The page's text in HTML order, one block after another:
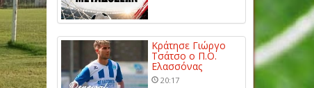
Κράτησε Γιώργο
Τσάτσο ο Π.Ο.
Ελασσόνας
20:17